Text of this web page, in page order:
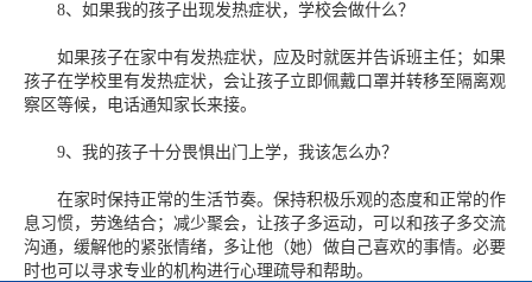
8、如果我的孩子出现发热症状，学校会做什么？
如果孩子在家中有发热症状，应及时就医并告诉班主任；如果
孩子在学校里有发热症状，会让孩子立即佩戴口罩并转移至隔离观
察区等候，电话通知家长来接。
9、我的孩子十分畏惧出门上学，我该怎么办？
在家时保持正常的生活节奏。保持积极乐观的态度和正常的作
息习惯，劳逸结合；减少聚会，让孩子多运动，可以和孩子多交流
沟通，缓解他的紧张情绪，多让他（她）做自己喜欢的事情。必要
时也可以寻求专业的机构进行心理疏导和帮助。